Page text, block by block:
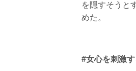
を隠すそうと
めた。
#女心を刺激